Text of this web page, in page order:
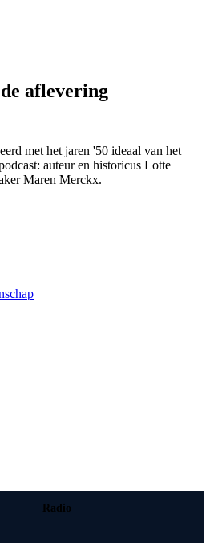
aflevering
met het jaren '50 ideaal van het
auteur en historicus Lotte
Maren Merckx.
Radio